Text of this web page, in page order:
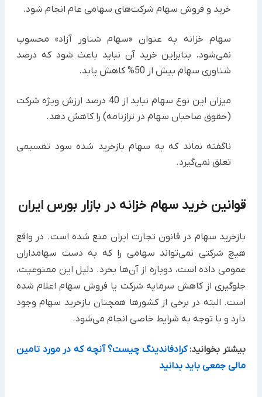
خرید و فروش سهام شرکت‌های سهامی عام انجام شود.
سهام خزانه به عنوان «سهام شناور آزاد» محسوب
نمی‌شود. بنابراین خرید آن نباید باعث شود که درصد
شناوری سهام بیش از 50% کاهش یابد.
میزان این نوع سهام نباید از 40 درصد ارزش ویژه شرکت
(حقوق صاحبان سهام در ترازنامه) را کاهش دهد.
ناگفته نماند که به سهام بازخرید شده سود تقسیمی
تعلق نمی‌گیرد.
قوانین خرید سهام خزانه در بازار بورس ایران
بازخرید سهام در قانون تجارت ایران منع شده است. در واقع
هیچ شرکتی نمی‌تواند سهامی را که به دست سهامداران
عمومی داده است، دوباره از آن‌ها بخرد. دلیل این ممنوعیت،
جلوگیری از کاهش سرمایه شرکت یا فروش سهام اعلام شده
است. البته در برخی از کشورها همچنان بازخرید سهام وجود
دارد و با توجه به شرایط خاصی انجام می‌شود.
بیشتر بخوانید:کرادفاندینگ چیست؟ آنچه که در مورد تامین
مالی جمعی باید بدانید